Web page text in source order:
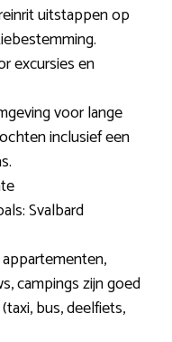
uitstappen op
excursies en
voor lange
inclusief een
Svalbard
campings zijn goed
bus, deelfiets,